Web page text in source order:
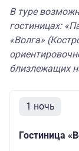
15.09.26
09.10.26-
13.10.26,
26
В туре
гостиницах:
«Волга»
близлежащих
1 ночь
Гостиница